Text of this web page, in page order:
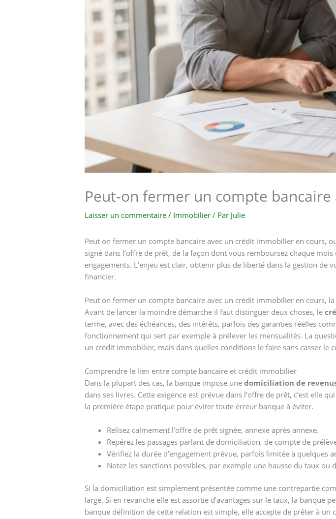
Peut-on fermer un compte
Laisser un commentaire / Immobilier / Par Julie
Peut on fermer un compte bancaire avec un crédit immobilier en cours,
signé dans l’offre de prêt, de la façon dont vous remboursez chaque
engagements. L’enjeu est clair, obtenir plus de liberté dans la gestion
financier.
Peut on fermer un compte bancaire avec un crédit immobilier en cours, la
Avant de lancer la moindre démarche il faut distinguer deux choses, le
terme, avec des échéances, des intérêts, parfois des garanties réelles
fonctionnement qui sert par exemple à prélever les mensualités. La
un crédit immobilier, mais dans quelles conditions le faire sans casser le
Comprendre le lien entre compte bancaire et crédit immobilier
Dans la plupart des cas, la banque impose unedomiciliation de
dans ses livres. Cette exigence est prévue dans l’offre de prêt, c’est elle
la première étape pratique pour éviter toute erreur banque à éviter.
Relisez calmement l’offre de prêt signée, annexe après annexe.
Repérez les passages parlant de domiciliation, de compte de
Vérifiez la durée d’engagement prévue, parfois limitée à quelques
Notez les sanctions possibles, par exemple une hausse du taux ou
Si la domiciliation est simplement présentée comme une contrepartie
large. Si en revanche elle est assortie d’avantages sur le taux, la
banque définition de cette relation est simple, elle accepte de prêter à